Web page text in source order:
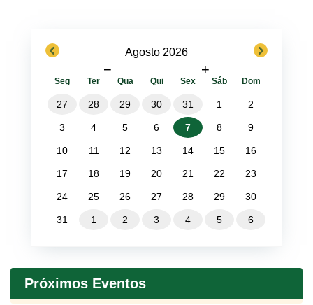
previous Agosto 2026
− +
next
Seg Ter Qua Qui Sex Sáb Dom
27 28 29 30 31 1 2
3 4 5 6 7 8 9
10 11 12 13 14 15 16
17 18 19 20 21 22 23
24 25 26 27 28 29 30
31 1 2 3 4 5 6
Próximos Eventos